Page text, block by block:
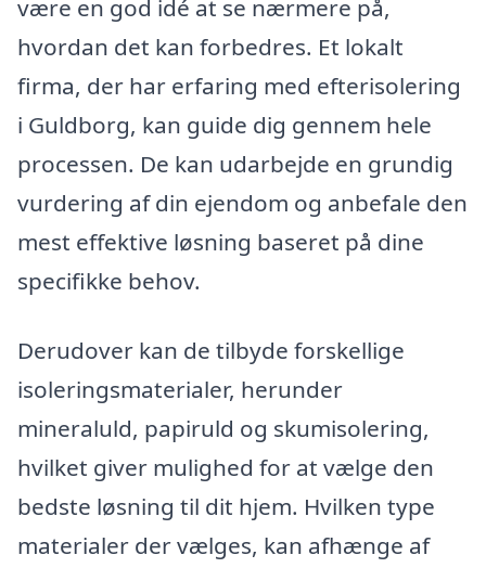
være en god idé at se nærmere på,
hvordan det kan forbedres. Et lokalt
firma, der har erfaring med efterisolering
i Guldborg, kan guide dig gennem hele
processen. De kan udarbejde en grundig
vurdering af din ejendom og anbefale den
mest effektive løsning baseret på dine
specifikke behov.
Derudover kan de tilbyde forskellige
isoleringsmaterialer, herunder
mineraluld, papiruld og skumisolering,
hvilket giver mulighed for at vælge den
bedste løsning til dit hjem. Hvilken type
materialer der vælges, kan afhænge af